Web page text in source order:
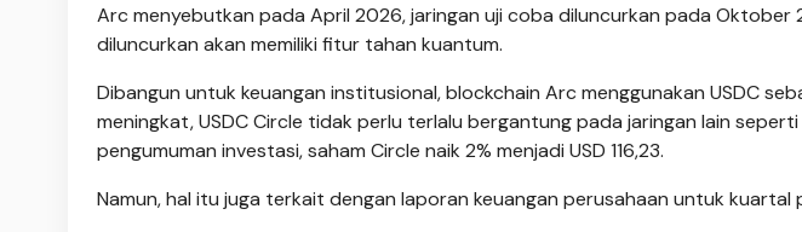
Arc menyebutkan pada April 2026, jaringan uji coba diluncurkan pada Oktober
diluncurkan akan memiliki fitur tahan kuantum.
Dibangun untuk keuangan institusional, blockchain Arc menggunakan USDC
meningkat, USDC Circle tidak perlu terlalu bergantung pada jaringan lain
pengumuman investasi, saham Circle naik 2% menjadi USD 116,23.
Namun, hal itu juga terkait dengan laporan keuangan perusahaan untuk